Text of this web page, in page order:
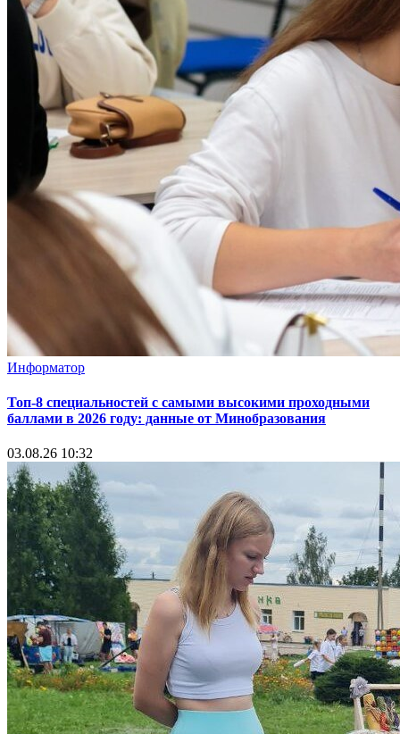
Информатор
Топ-8 специальностей с самыми высокими проходными
баллами в 2026 году: данные от Минобразования
03.08.26 10:32